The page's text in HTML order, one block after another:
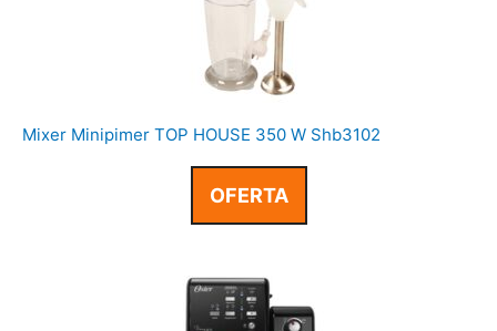
Mixer Minipimer TOP HOUSE 350 W Shb3102
OFERTA